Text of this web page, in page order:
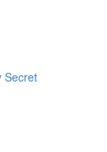
Secret